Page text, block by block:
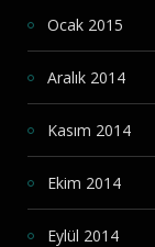
Ocak 2015
Aralık 2014
Kasım 2014
Ekim 2014
Eylül 2014